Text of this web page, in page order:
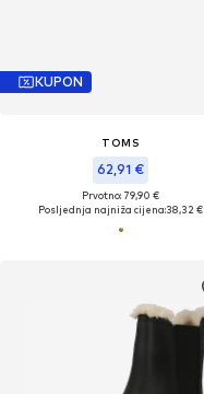
KUPON
TOMS
62,91 €
Prvotno: 79,90 €
Posljednja najniža cijena:38,32 €